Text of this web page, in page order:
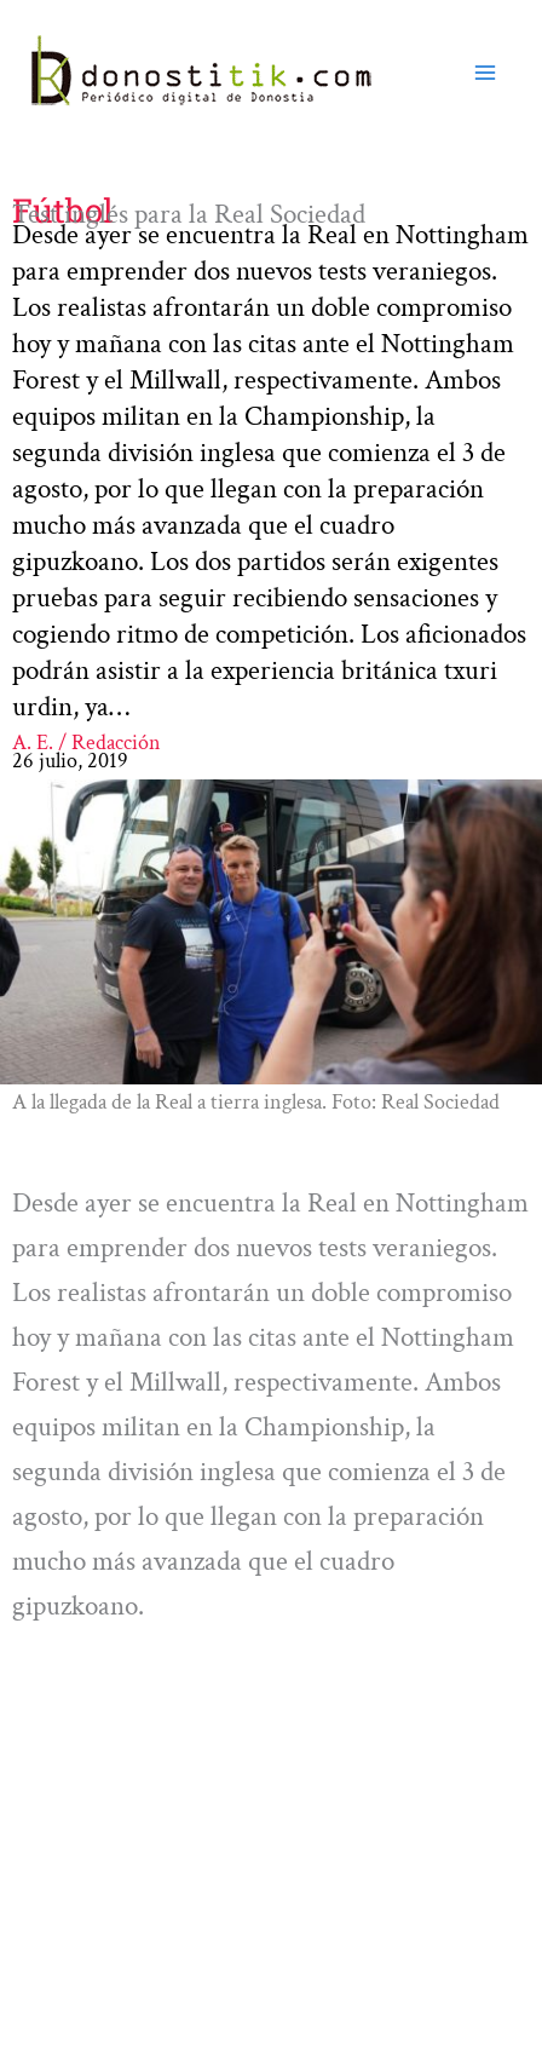
contenido
Fútbol
Test inglés para la Real Sociedad
Desde ayer se encuentra la Real en Nottingham
para emprender dos nuevos tests veraniegos.
Los realistas afrontarán un doble compromiso
hoy y mañana con las citas ante el Nottingham
Forest y el Millwall, respectivamente. Ambos
equipos militan en la Championship, la
segunda división inglesa que comienza el 3 de
agosto, por lo que llegan con la preparación
mucho más avanzada que el cuadro
gipuzkoano. Los dos partidos serán exigentes
pruebas para seguir recibiendo sensaciones y
cogiendo ritmo de competición. Los aficionados
podrán asistir a la experiencia británica txuri
urdin, ya…
A. E. / Redacción
26 julio, 2019
A la llegada de la Real a tierra inglesa. Foto: Real Sociedad
Desde ayer se encuentra la Real en Nottingham
para emprender dos nuevos tests veraniegos.
Los realistas afrontarán un doble compromiso
hoy y mañana con las citas ante el Nottingham
Forest y el Millwall, respectivamente. Ambos
equipos militan en la Championship, la
segunda división inglesa que comienza el 3 de
agosto, por lo que llegan con la preparación
mucho más avanzada que el cuadro
gipuzkoano.